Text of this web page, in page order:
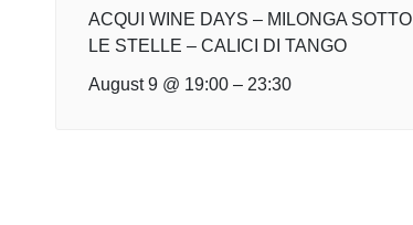
ACQUI WINE DAYS – MILONGA SOTTO
LE STELLE – CALICI DI TANGO
August 9 @ 19:00 – 23:30